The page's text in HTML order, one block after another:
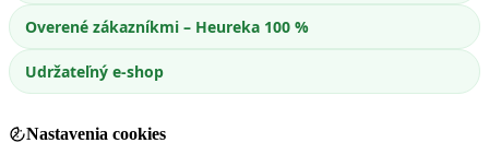
Overené zákazníkmi – Heureka 100 %
Udržateľný e-shop
Nastavenia cookies